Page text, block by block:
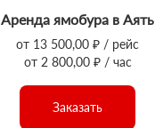
Аренда ямобура в Аять
от 13 500,00 ₽ / рейс
от 2 800,00 ₽ / час
Заказать